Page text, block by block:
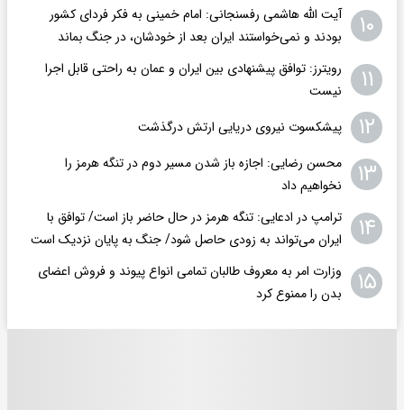
۱۰
آیت الله هاشمی رفسنجانی: امام خمینی به فکر فردای کشور
بودند و نمی‌خواستند ایران بعد از خودشان، در جنگ بماند
۱۱
رویترز: توافق پیشنهادی بین ایران و عمان به راحتی قابل اجرا
نیست
۱۲ پیشکسوت نیروی دریایی ارتش درگذشت
۱۳
محسن رضایی: اجازه باز شدن مسیر دوم در تنگه هرمز را
نخواهیم داد
۱۴
ترامپ در ادعایی: تنگه هرمز در حال حاضر باز است/ توافق با
ایران می‌تواند به‌ زودی حاصل شود/ جنگ به پایان نزدیک است
۱۵
وزارت امر به معروف طالبان تمامی انواع پیوند و فروش اعضای
بدن را ممنوع کرد